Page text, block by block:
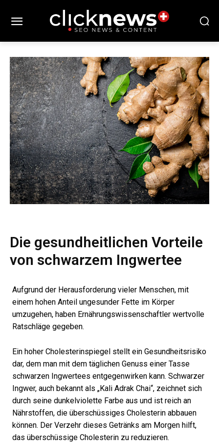
Die gesundheitlichen Vorteile
von schwarzem Ingwertee
Aufgrund der Herausforderung vieler Menschen, mit
einem hohen Anteil ungesunder Fette im Körper
umzugehen, haben Ernährungswissenschaftler wertvolle
Ratschläge gegeben.
Ein hoher Cholesterinspiegel stellt ein Gesundheitsrisiko
dar, dem man mit dem täglichen Genuss einer Tasse
schwarzen Ingwertees entgegenwirken kann. Schwarzer
Ingwer, auch bekannt als „Kali Adrak Chai“, zeichnet sich
durch seine dunkelviolette Farbe aus und ist reich an
Nährstoffen, die überschüssiges Cholesterin abbauen
können. Der Verzehr dieses Getränks am Morgen hilft,
das überschüssige Cholesterin zu reduzieren.